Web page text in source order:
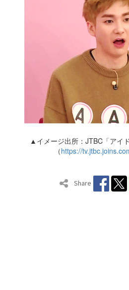
▲イメージ出所：JTBC「アイ
（https://
Share